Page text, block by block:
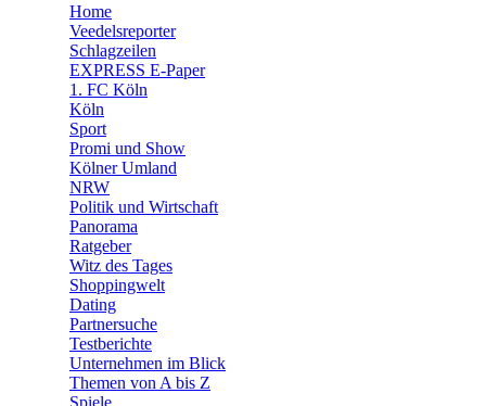
🛒 Shoppingwelt
Home
Veedelsreporter
Schlagzeilen
EXPRESS E-Paper
1. FC Köln
Köln
Sport
Promi und Show
Kölner Umland
NRW
Politik und Wirtschaft
Panorama
Ratgeber
Witz des Tages
Shoppingwelt
Dating
Partnersuche
Testberichte
Unternehmen im Blick
Themen von A bis Z
Spiele